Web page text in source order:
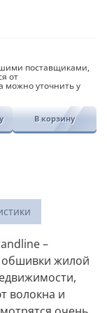
поставщиками,
от
можно уточнить у
В корзину
–
обшивки жилой
волокна и